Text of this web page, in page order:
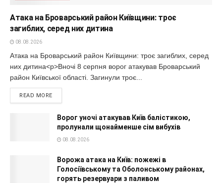
Атака на Броварський район Київщини: троє
загиблих, серед них дитина
08.08.2026
Атака на Броварський район Київщини: троє загиблих, серед
них дитина<p>Вночі 8 серпня ворог атакував Броварський
район Київської області. Загинули троє...
READ MORE
Ворог уночі атакував Київ балістикою,
пролунали щонайменше сім вибухів
08.08.2026
Ворожа атака на Київ: пожежі в
Голосіївському та Оболонському районах,
горять резервуари з паливом